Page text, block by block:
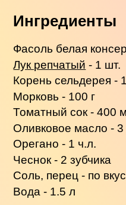
Ингредиенты
Фасоль белая
Лук репчатый - 1 шт.
Корень сельдерея -
Морковь - 100 г
Томатный сок - 400
Оливковое масло - 3
Орегано - 1 ч.л.
Чеснок - 2 зубчика
Соль, перец - по
Вода - 1.5 л